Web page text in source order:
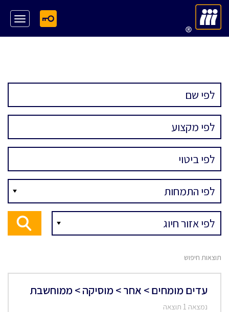
תוצאות חיפוש
עדים מומחים > אחר > מוסיקה > ממוחשבת
נמצאה 1 תוצאה